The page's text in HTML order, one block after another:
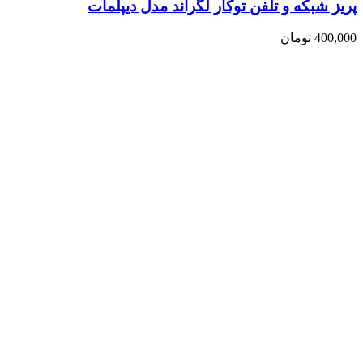
پریز شبکه و تلفن توکار لگراند مدل دیپلمات
400,000 تومان